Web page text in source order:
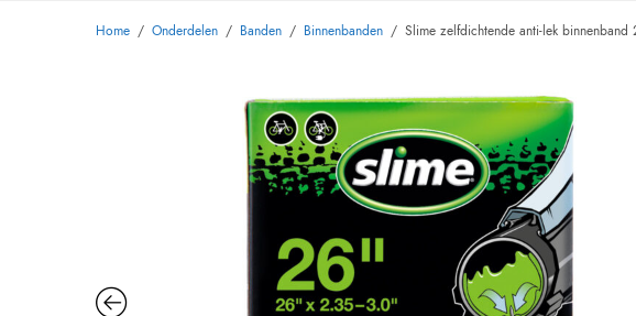
Home / Onderdelen / Banden / Binnenbanden / Slime zelfdichtende anti-lek binnenband